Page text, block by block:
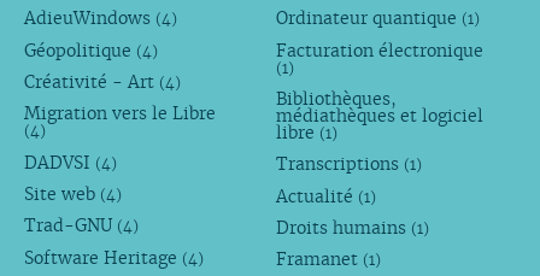
AdieuWindows (4)
Géopolitique (4)
Créativité - Art (4)
Migration vers le Libre
(4)
DADVSI (4)
Site web (4)
Trad-GNU (4)
Software Heritage (4)
Ordinateur quantique (1)
Facturation électronique
(1)
Bibliothèques,
médiathèques et logiciel
libre (1)
Transcriptions (1)
Actualité (1)
Droits humains (1)
Framanet (1)